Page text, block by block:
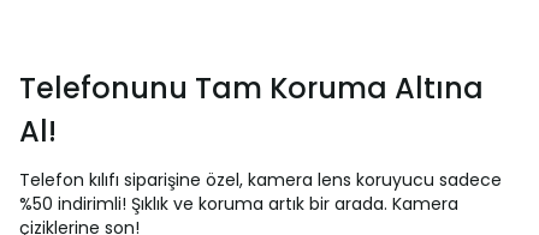
Telefonunu Tam Koruma Altına
Al!
Telefon kılıfı siparişine özel, kamera lens koruyucu sadece
%50 indirimli! Şıklık ve koruma artık bir arada. Kamera
çiziklerine son!